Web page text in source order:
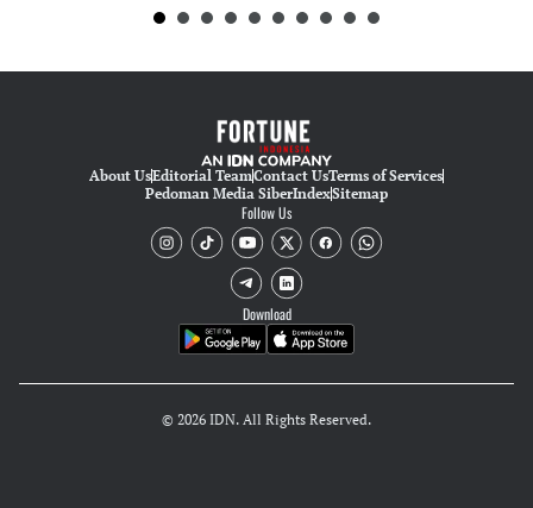
About UsEditorial TeamContact UsTerms of Services
Pedoman Media SiberIndexSitemap
Follow Us
Download
© 2026 IDN. All Rights Reserved.